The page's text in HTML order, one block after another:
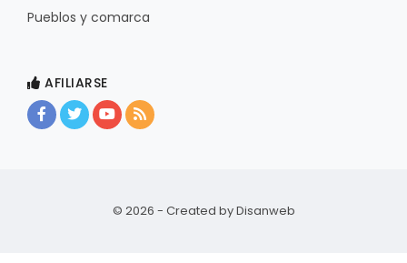
Pueblos y comarca
AFILIARSE
© 2026 - Created byDisanweb